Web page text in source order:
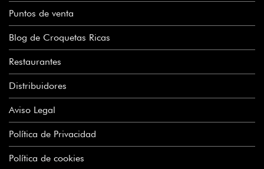
Puntos de venta
Blog de Croquetas Ricas
Restaurantes
Distribuidores
Aviso Legal
Política de Privacidad
Política de cookies